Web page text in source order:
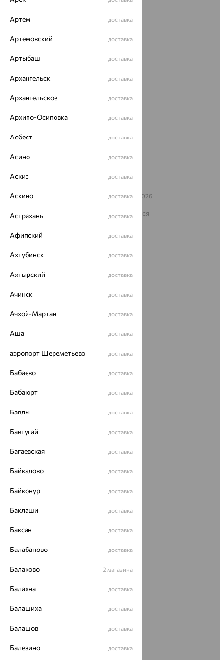
Магазины и доставка
ул. Зегеля, 27/2
Другие города
Заказать звонок
© ООО «Ювелирный дом «Кристалл»,2009 – 2026
На информационном ресурсе применяются
рекомендательные технологии
ОГРН 1044800168379
Разработка сайта —
Артем доставка
Артемовский доставка
Артыбаш доставка
Архангельск доставка
Архангельское доставка
Архипо-Осиповка доставка
Асбест доставка
Асино доставка
Аскиз доставка
Аскино доставка
Астрахань доставка
Афипский доставка
Ахтубинск доставка
Ахтырский доставка
Ачинск доставка
Ачхой-Мартан доставка
Аша доставка
аэропорт Шереметьево доставка
Бабаево доставка
Бабаюрт доставка
Бавлы доставка
Бавтугай доставка
Багаевская доставка
Байкалово доставка
Байконур доставка
Баклаши доставка
Баксан доставка
Балабаново доставка
Балаково 2 магазина
Балахна доставка
Балашиха доставка
Балашов доставка
Балезино доставка